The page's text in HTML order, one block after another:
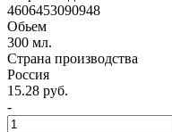
4606453090948
Обьем
300 мл.
Страна производства
Россия
15.28 руб.
-